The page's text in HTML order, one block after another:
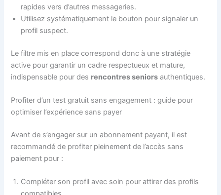
rapides vers d’autres messageries.
Utilisez systématiquement le bouton pour signaler un
profil suspect.
Le filtre mis en place correspond donc à une stratégie
active pour garantir un cadre respectueux et mature,
indispensable pour des rencontres seniors authentiques.
Profiter d’un test gratuit sans engagement : guide pour
optimiser l’expérience sans payer
Avant de s’engager sur un abonnement payant, il est
recommandé de profiter pleinement de l’accès sans
paiement pour :
Compléter son profil avec soin pour attirer des profils